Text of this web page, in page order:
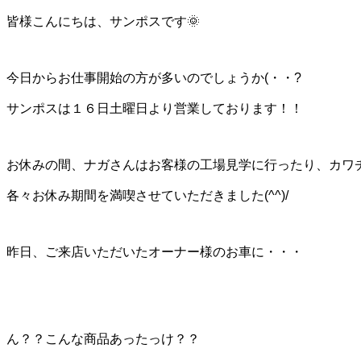
皆様こんにちは、サンポスです🌞
今日からお仕事開始の方が多いのでしょうか(・・?
サンポスは１６日土曜日より営業しております！！
お休みの間、ナガさんはお客様の工場見学に行ったり、カワ
各々お休み期間を満喫させていただきました(^^)/
昨日、ご来店いただいたオーナー様のお車に・・・
ん？？こんな商品あったっけ？？